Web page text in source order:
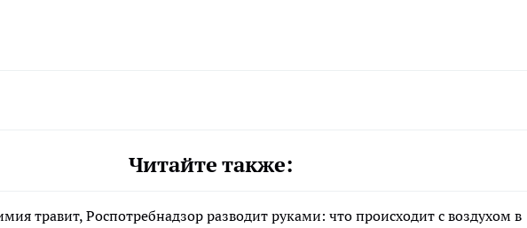
Читайте также:
травит, Роспотребнадзор разводит руками: что происходит с воздухом в